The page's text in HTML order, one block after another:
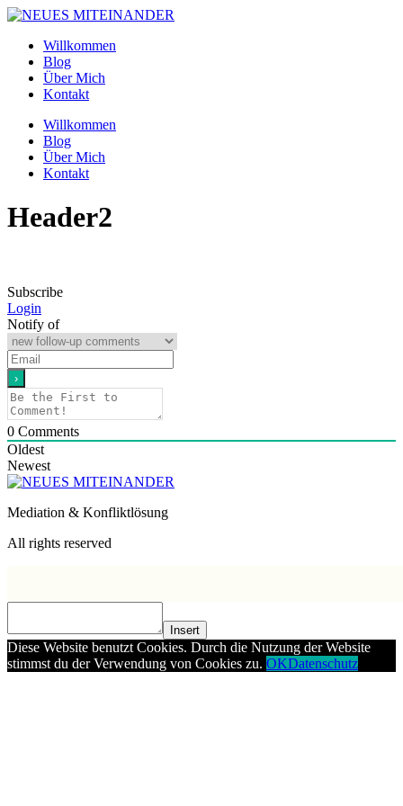
Skip
contentWillkommen
Blog
Über Mich
Kontakt
Menu
Willkommen
Blog
Über Mich
Kontakt
Header2
Subscribe
Login
Notify of
0 Comments
Oldest
Newest
Mediation & Konfliktlösung
All rights reserved
Insert
Diese Website benutzt Cookies. Durch die Nutzung der Website
stimmst du der Verwendung von Cookies zu. OKDatenschutz